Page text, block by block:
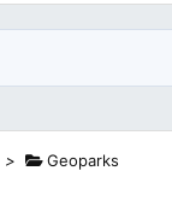
> Geoparks